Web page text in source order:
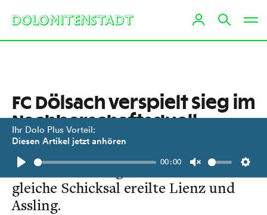
Ihr Dolo Plus Vorteil:
Diesen Artikel jetzt anhören
Play
00:00
Unmute
FC Dölsach verspielt Sieg im
Nachbarschaftsduell
Gegen Nußdorf-Debant gab man
eine 2:0-Führung aus der Hand. Das
gleiche Schicksal ereilte Lienz und
Assling.